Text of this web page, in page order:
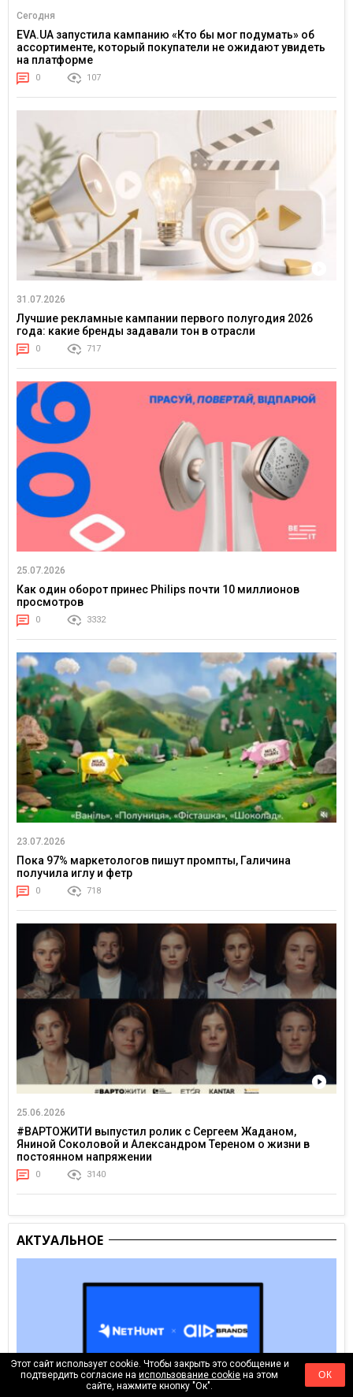
Сегодня
EVA.UA запустила кампанию «Кто бы мог подумать» об
ассортименте, который покупатели не ожидают увидеть
на платформе
0 107
31.07.2026
Лучшие рекламные кампании первого полугодия 2026
года: какие бренды задавали тон в отрасли
0 717
25.07.2026
Как один оборот принес Philips почти 10 миллионов
просмотров
0 3332
23.07.2026
Пока 97% маркетологов пишут промпты, Галичина
получила иглу и фетр
0 718
25.06.2026
#ВАРТОЖИТИ выпустил ролик с Сергеем Жаданом,
Яниной Соколовой и Александром Тереном о жизни в
постоянном напряжении
0 3140
АКТУАЛЬНОЕ
Этот сайт использует cookie. Чтобы закрыть это сообщение и
подтвердить согласие наиспользование cookie на этом
сайте, нажмите кнопку "Ок".
ОК